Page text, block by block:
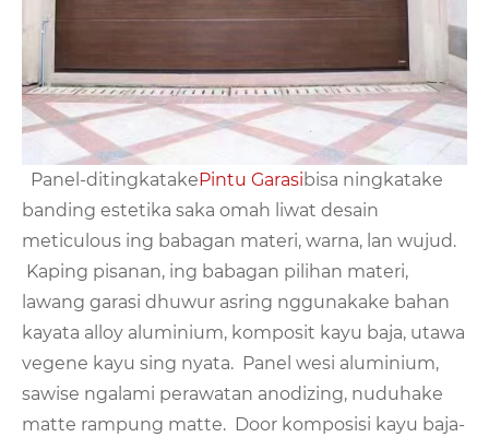
Panel-ditingkatakePintu Garasibisa ningkatake
banding estetika saka omah liwat desain
meticulous ing babagan materi, warna, lan wujud.
Kaping pisanan, ing babagan pilihan materi,
lawang garasi dhuwur asring nggunakake bahan
kayata alloy aluminium, komposit kayu baja, utawa
vegene kayu sing nyata. Panel wesi aluminium,
sawise ngalami perawatan anodizing, nuduhake
matte rampung matte. Door komposisi kayu baja-